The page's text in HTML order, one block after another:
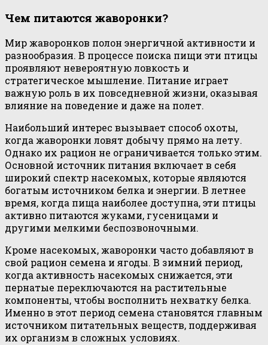
Чем питаются жаворонки?
Мир жаворонков полон энергичной активности и
разнообразия. В процессе поиска пищи эти птицы
проявляют невероятную ловкость и
стратегическое мышление. Питание играет
важную роль в их повседневной жизни, оказывая
влияние на поведение и даже на полет.
Наибольший интерес вызывает способ охоты,
когда жаворонки ловят добычу прямо на лету.
Однако их рацион не ограничивается только этим.
Основной источник питания включает в себя
широкий спектр насекомых, которые являются
богатым источником белка и энергии. В летнее
время, когда пища наиболее доступна, эти птицы
активно питаются жуками, гусеницами и
другими мелкими беспозвоночными.
Кроме насекомых, жаворонки часто добавляют в
свой рацион семена и ягоды. В зимний период,
когда активность насекомых снижается, эти
пернатые переключаются на растительные
компоненты, чтобы восполнить нехватку белка.
Именно в этот период семена становятся главным
источником питательных веществ, поддерживая
их организм в сложных условиях.